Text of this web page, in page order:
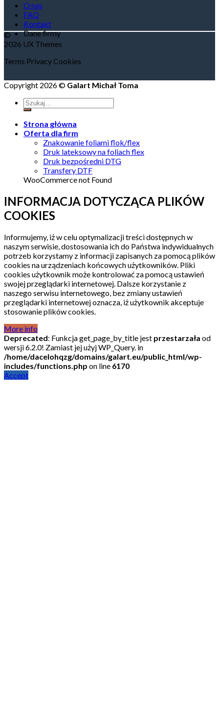
O nas
FAQ
Kontakt
Dane firmy
©
2026 UX Themes
Terms Privacy Cookies
Copyright 2026 © Galart Michał Toma
Strona główna
Oferta dla firm
Znakowanie foliami flok/flex
Druk lateksowy na foliach flex
Druk bezpośredni DTG
Transfery DTF
WooCommerce not Found
INFORMACJA DOTYCZĄCA PLIKÓW
COOKIES
Informujemy, iż w celu optymalizacji treści dostępnych w
naszym serwisie, dostosowania ich do Państwa indywidualnych
potrzeb korzystamy z informacji zapisanych za pomocą plików
cookies na urządzeniach końcowych użytkowników. Pliki
cookies użytkownik może kontrolować za pomocą ustawień
swojej przeglądarki internetowej. Dalsze korzystanie z
naszego serwisu internetowego, bez zmiany ustawień
przeglądarki internetowej oznacza, iż użytkownik akceptuje
stosowanie plików cookies.
More info
Deprecated: Funkcja get_page_by_title jest przestarzała od
wersji 6.2.0! Zamiast jej użyj WP_Query. in
/home/dacelohqzg/domains/galart.eu/public_html/wp-
includes/functions.php on line 6170
Accept